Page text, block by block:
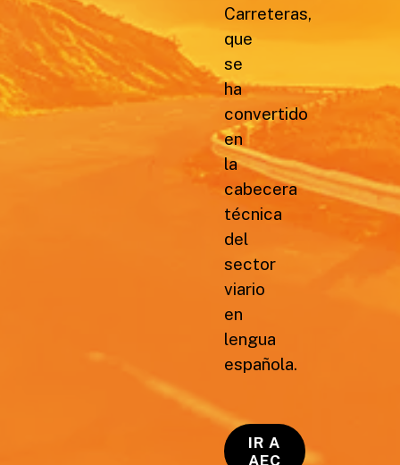
Carreteras,
que
se
ha
convertido
en
la
cabecera
técnica
del
sector
viario
en
lengua
española.
IR A
AEC